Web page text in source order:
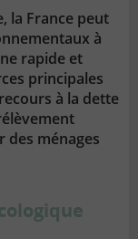
la France peut
à
rapide et
principales
à la dette
ménages